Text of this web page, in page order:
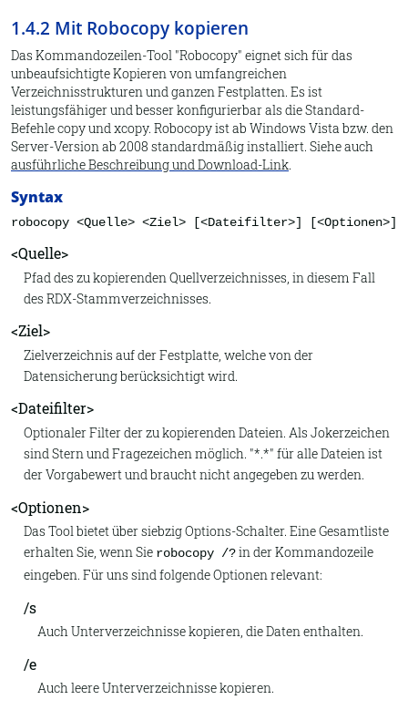
1.4.2 Mit Robocopy kopieren
Das Kommandozeilen-Tool "Robocopy" eignet sich für das
unbeaufsichtigte Kopieren von umfangreichen
Verzeichnisstrukturen und ganzen Festplatten. Es ist
leistungsfähiger und besser konfigurierbar als die Standard-
Befehle copy und xcopy. Robocopy ist ab Windows Vista bzw. den
Server-Version ab 2008 standardmäßig installiert. Siehe auch
ausführliche Beschreibung und Download-Link.
Syntax
robocopy <Quelle> <Ziel> [<Dateifilter>] [<Optionen>]
<Quelle>
Pfad des zu kopierenden Quellverzeichnisses, in diesem Fall
des RDX-Stammverzeichnisses.
<Ziel>
Zielverzeichnis auf der Festplatte, welche von der
Datensicherung berücksichtigt wird.
<Dateifilter>
Optionaler Filter der zu kopierenden Dateien. Als Jokerzeichen
sind Stern und Fragezeichen möglich. "*.*" für alle Dateien ist
der Vorgabewert und braucht nicht angegeben zu werden.
<Optionen>
Das Tool bietet über siebzig Options-Schalter. Eine Gesamtliste
erhalten Sie, wenn Sie robocopy /?in der Kommandozeile
eingeben. Für uns sind folgende Optionen relevant:
/s
Auch Unterverzeichnisse kopieren, die Daten enthalten.
/e
Auch leere Unterverzeichnisse kopieren.